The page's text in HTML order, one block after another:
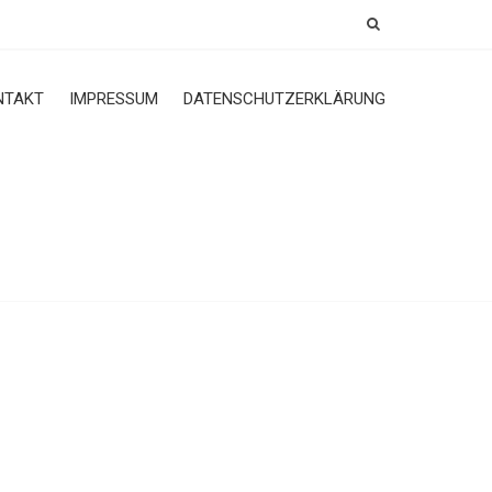
IMPRESSUM DATENSCHUTZERKLÄRUNG